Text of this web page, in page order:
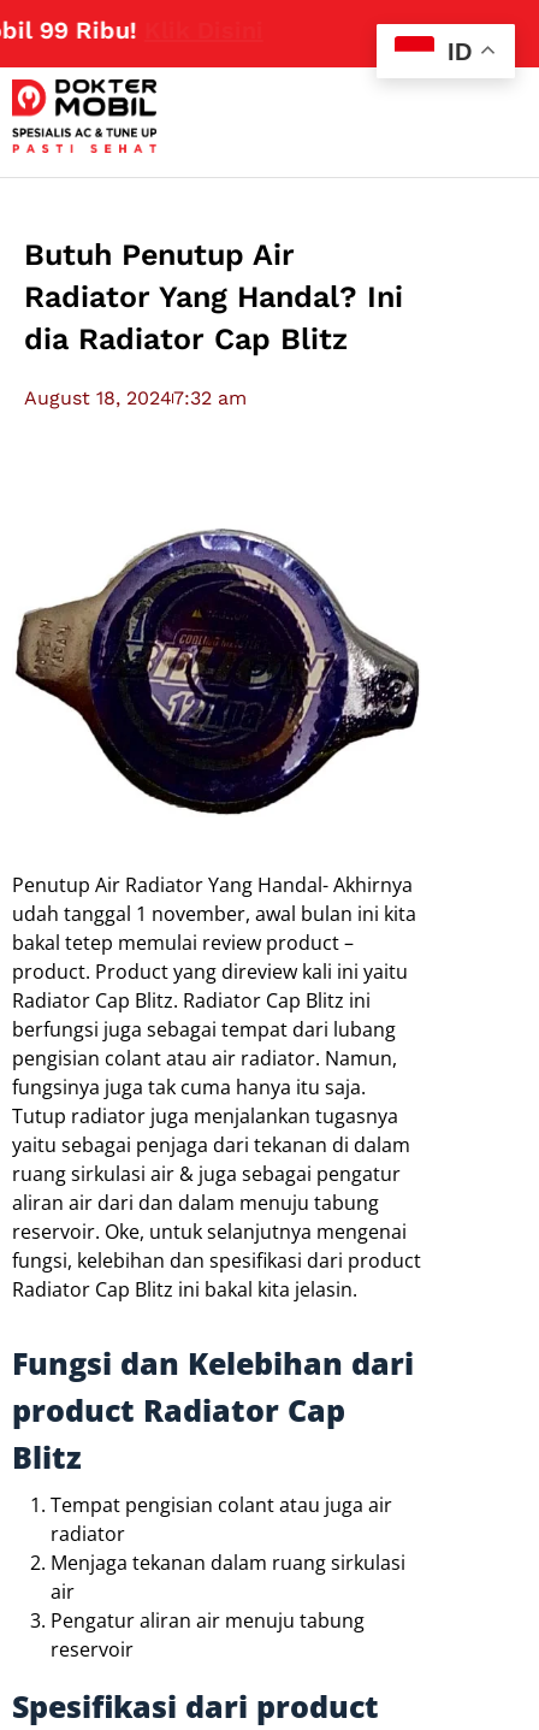
99 Ribu!Klik Disini
Butuh Penutup Air
Radiator Yang Handal? Ini
dia Radiator Cap Blitz
August 18, 20247:32 am
Penutup Air Radiator Yang Handal- Akhirnya
udah tanggal 1 november, awal bulan ini kita
bakal tetep memulai review product –
product. Product yang direview kali ini yaitu
Radiator Cap Blitz. Radiator Cap Blitz ini
berfungsi juga sebagai tempat dari lubang
pengisian colant atau air radiator. Namun,
fungsinya juga tak cuma hanya itu saja.
Tutup radiator juga menjalankan tugasnya
yaitu sebagai penjaga dari tekanan di dalam
ruang sirkulasi air & juga sebagai pengatur
aliran air dari dan dalam menuju tabung
reservoir. Oke, untuk selanjutnya mengenai
fungsi, kelebihan dan spesifikasi dari product
Radiator Cap Blitz ini bakal kita jelasin.
Fungsi dan Kelebihan dari
product Radiator Cap
Blitz
Tempat pengisian colant atau juga air
radiator
Menjaga tekanan dalam ruang sirkulasi
air
Pengatur aliran air menuju tabung
reservoir
Spesifikasi dari product
ID